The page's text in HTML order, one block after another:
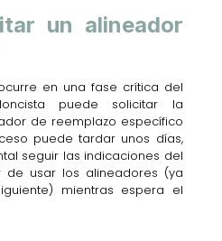
un alineador
en una fase crítica del
puede solicitar la
de reemplazo específico
puede tardar unos días,
seguir las indicaciones del
de usar los alineadores (ya
mientras espera el